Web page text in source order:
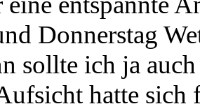
Donnerstag
sollte ich ja
hatte sich